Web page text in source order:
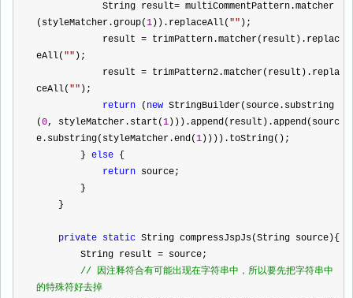
            String result
= multiCommentPattern.matcher
(styleMatcher.group(1 )).replaceAll( "" );
            result
= trimPattern.matcher(result).replac
eAll( "" );
            result
= trimPattern2.matcher(result).repla
ceAll( "" );
return ( new StringBuilder(source.substring
(0, styleMatcher.start(1 ))).append(result).append(sourc
e.substring(styleMatcher.end(1 )))).toString();
        }
else {
return source;
        }
    }
private static String compressJspJs(String source){
        String result
= source;
// 因注释符合有可能出现在字符串中，所以要先把字符串中
的特殊符好去掉